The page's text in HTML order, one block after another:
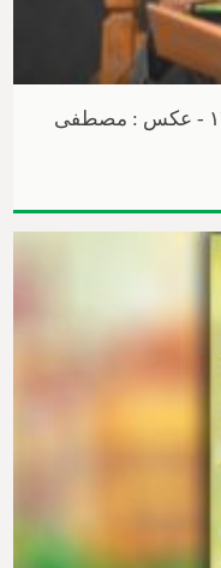
محفل انس با قرآن کریم - ۱۴۰۲۰۹۲۳ - عکس : مصطفی